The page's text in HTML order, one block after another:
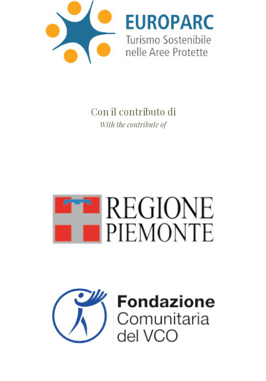
Con il contributo di
With the contribute of